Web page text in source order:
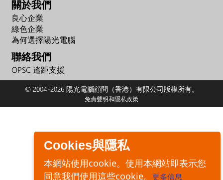
關於我們
良心企業
綠色企業
為何選擇陽光電腦
聯絡我們
OPSC 遙距支援
© 2004-2026 陽光電腦顧問（香港）有限公司版權所有。
免責聲明和隱私政策
Cookies與隱私
本網站使用cookie。使用本網站即表示您
同意我們使用這些cookie。
更多信息